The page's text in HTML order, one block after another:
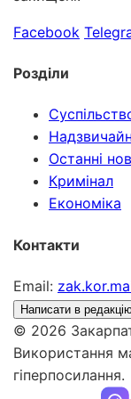
Facebook
Розділи
Останні
Кримінал
Економіка
Контакти
Email:
Написати в
© 2026
Використання
гіперпосилання.